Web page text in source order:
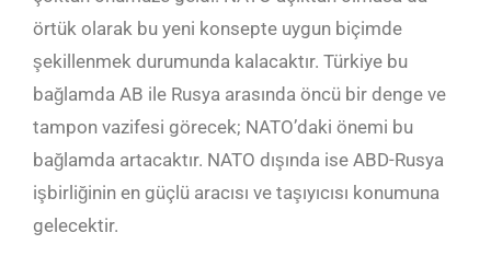
örtük olarak bu yeni konsepte uygun biçimde
şekillenmek durumunda kalacaktır. Türkiye bu
bağlamda AB ile Rusya arasında öncü bir denge ve
tampon vazifesi görecek; NATO’daki önemi bu
bağlamda artacaktır. NATO dışında ise ABD-Rusya
işbirliğinin en güçlü aracısı ve taşıyıcısı konumuna
gelecektir.